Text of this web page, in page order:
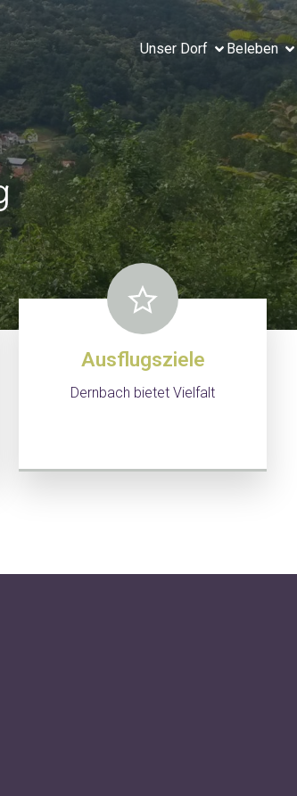
Unser Dorf Beleben
Ausflugsziele
Dernbach bietet Vielfalt